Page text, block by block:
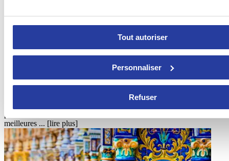
Tout autoriser
Personnaliser
Refuser
Top 10 des meilleures villas de Cordoue
parsemée de magnifiques maisons de vacances. Jetez un œil aux
meilleures ... [lire plus]